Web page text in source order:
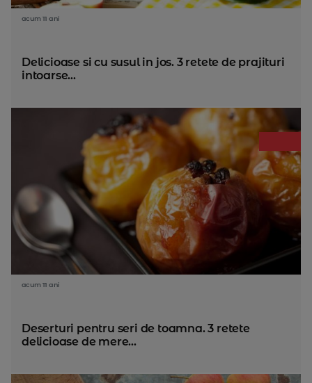
acum 11 ani
Delicioase si cu susul in jos. 3 retete de prajituri
intoarse...
acum 11 ani
Deserturi pentru seri de toamna. 3 retete
delicioase de mere...